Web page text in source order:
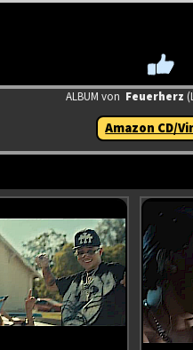
ALBUM von Feuerherz
Amazon CD/